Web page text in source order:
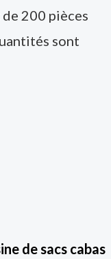
200 pièces
sont
de sacs cabas